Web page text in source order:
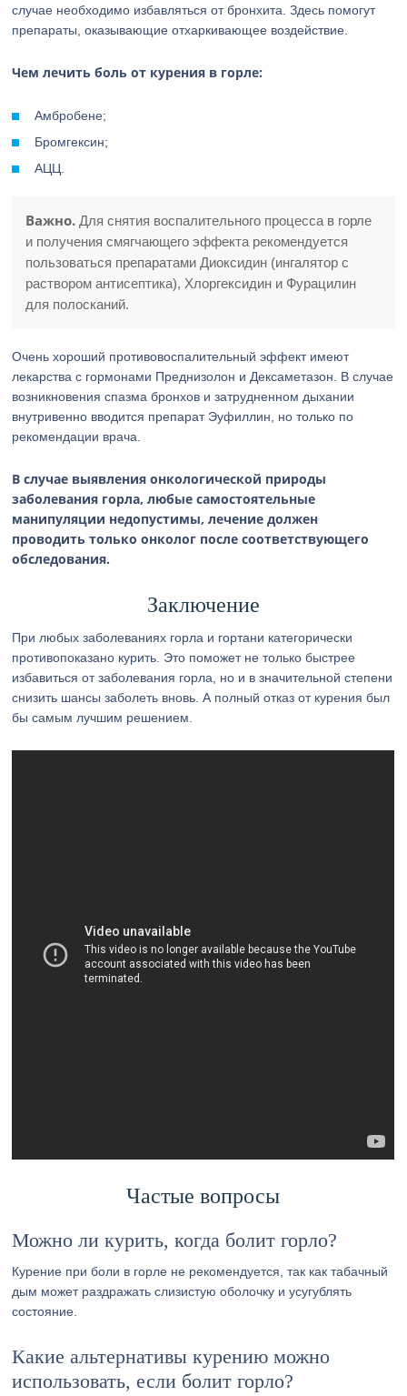
случае необходимо избавляться от бронхита. Здесь помогут
препараты, оказывающие отхаркивающее воздействие.
Чем лечить боль от курения в горле:
Амбробене;
Бромгексин;
АЦЦ.
Важно. Для снятия воспалительного процесса в горле
и получения смягчающего эффекта рекомендуется
пользоваться препаратами Диоксидин (ингалятор с
раствором антисептика), Хлоргексидин и Фурацилин
для полосканий.
Очень хороший противовоспалительный эффект имеют
лекарства с гормонами Преднизолон и Дексаметазон. В случае
возникновения спазма бронхов и затрудненном дыхании
внутривенно вводится препарат Эуфиллин, но только по
рекомендации врача.
В случае выявления онкологической природы
заболевания горла, любые самостоятельные
манипуляции недопустимы, лечение должен
проводить только онколог после соответствующего
обследования.
Заключение
При любых заболеваниях горла и гортани категорически
противопоказано курить. Это поможет не только быстрее
избавиться от заболевания горла, но и в значительной степени
снизить шансы заболеть вновь. А полный отказ от курения был
бы самым лучшим решением.
Частые вопросы
Можно ли курить, когда болит горло?
Курение при боли в горле не рекомендуется, так как табачный
дым может раздражать слизистую оболочку и усугублять
состояние.
Какие альтернативы курению можно
использовать, если болит горло?